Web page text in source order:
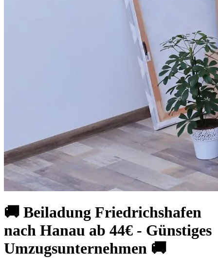
🚚 Beiladung Friedrichshafen
nach Hanau ab 44€ - Günstiges
Umzugsunternehmen 🚚